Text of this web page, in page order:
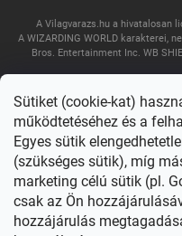
Sütiket (cookie-kat)
működtetéséhez és a
Egyes sütik
(szükséges sütik), míg
marketing célú sütik (pl.
csak az Ön
hozzájárulás
A Vilagvarazs.hu a hivatalosan
A WIZARDING WORLD karakterei,
Bros. Entertainment Inc. WB
Copyright 2026Világvarázs.